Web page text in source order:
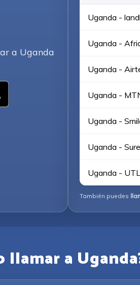
a Uganda
Uganda -
Uganda -
Uganda -
Uganda -
Uganda -
Uganda -
Uganda -
También puedes
llamar a